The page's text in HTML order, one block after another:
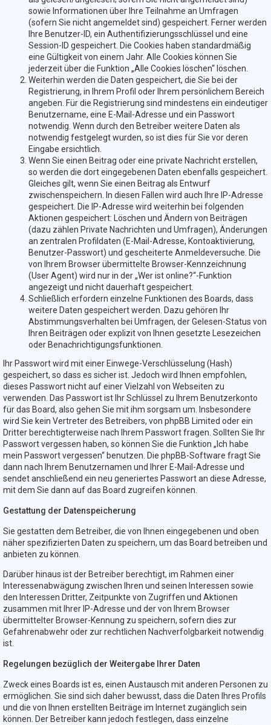
sowie Informationen über Ihre Teilnahme an Umfragen
(sofern Sie nicht angemeldet sind) gespeichert. Ferner werden
Ihre Benutzer-ID, ein Authentifizierungsschlüssel und eine
Session-ID gespeichert. Die Cookies haben standardmäßig
eine Gültigkeit von einem Jahr. Alle Cookies können Sie
jederzeit über die Funktion „Alle Cookies löschen“ löschen.
Weiterhin werden die Daten gespeichert, die Sie bei der
Registrierung, in Ihrem Profil oder Ihrem persönlichem Bereich
angeben. Für die Registrierung sind mindestens ein eindeutiger
Benutzername, eine E-Mail-Adresse und ein Passwort
notwendig. Wenn durch den Betreiber weitere Daten als
notwendig festgelegt wurden, so ist dies für Sie vor deren
Eingabe ersichtlich.
Wenn Sie einen Beitrag oder eine private Nachricht erstellen,
so werden die dort eingegebenen Daten ebenfalls gespeichert.
Gleiches gilt, wenn Sie einen Beitrag als Entwurf
zwischenspeichern. In diesen Fällen wird auch Ihre IP-Adresse
gespeichert. Die IP-Adresse wird weiterhin bei folgenden
Aktionen gespeichert: Löschen und Ändern von Beiträgen
(dazu zählen Private Nachrichten und Umfragen), Änderungen
an zentralen Profildaten (E-Mail-Adresse, Kontoaktivierung,
Benutzer-Passwort) und gescheiterte Anmeldeversuche. Die
von Ihrem Browser übermittelte Browser-Kennzeichnung
(User Agent) wird nur in der „Wer ist online?“-Funktion
angezeigt und nicht dauerhaft gespeichert.
Schließlich erfordern einzelne Funktionen des Boards, dass
weitere Daten gespeichert werden. Dazu gehören Ihr
Abstimmungsverhalten bei Umfragen, der Gelesen-Status von
Ihren Beiträgen oder explizit von Ihnen gesetzte Lesezeichen
oder Benachrichtigungsfunktionen.
Ihr Passwort wird mit einer Einwege-Verschlüsselung (Hash)
gespeichert, so dass es sicher ist. Jedoch wird Ihnen empfohlen,
dieses Passwort nicht auf einer Vielzahl von Webseiten zu
verwenden. Das Passwort ist Ihr Schlüssel zu Ihrem Benutzerkonto
für das Board, also gehen Sie mit ihm sorgsam um. Insbesondere
wird Sie kein Vertreter des Betreibers, von phpBB Limited oder ein
Dritter berechtigterweise nach Ihrem Passwort fragen. Sollten Sie Ihr
Passwort vergessen haben, so können Sie die Funktion „Ich habe
mein Passwort vergessen“ benutzen. Die phpBB-Software fragt Sie
dann nach Ihrem Benutzernamen und Ihrer E-Mail-Adresse und
sendet anschließend ein neu generiertes Passwort an diese Adresse,
mit dem Sie dann auf das Board zugreifen können.
Gestattung der Datenspeicherung
Sie gestatten dem Betreiber, die von Ihnen eingegebenen und oben
näher spezifizierten Daten zu speichern, um das Board betreiben und
anbieten zu können.
Darüber hinaus ist der Betreiber berechtigt, im Rahmen einer
Interessenabwägung zwischen Ihren und seinen Interessen sowie
den Interessen Dritter, Zeitpunkte von Zugriffen und Aktionen
zusammen mit Ihrer IP-Adresse und der von Ihrem Browser
übermittelter Browser-Kennung zu speichern, sofern dies zur
Gefahrenabwehr oder zur rechtlichen Nachverfolgbarkeit notwendig
ist.
Regelungen bezüglich der Weitergabe Ihrer Daten
Zweck eines Boards ist es, einen Austausch mit anderen Personen zu
ermöglichen. Sie sind sich daher bewusst, dass die Daten Ihres Profils
und die von Ihnen erstellten Beiträge im Internet zugänglich sein
können. Der Betreiber kann jedoch festlegen, dass einzelne